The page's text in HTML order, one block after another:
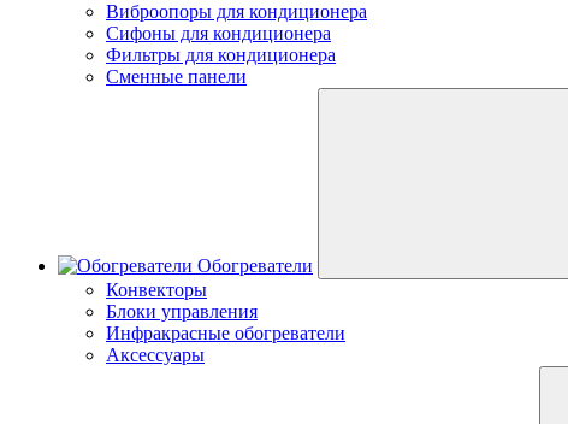
Виброопоры для кондиционера
Сифоны для кондиционера
Фильтры для кондиционера
Сменные панели
Обогреватели
Конвекторы
Блоки управления
Инфракрасные обогреватели
Аксессуары